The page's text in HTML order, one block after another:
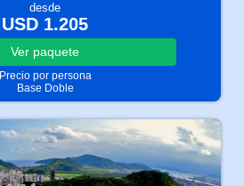
desde
USD 1.205
Ver paquete
Precio por persona
Base Doble